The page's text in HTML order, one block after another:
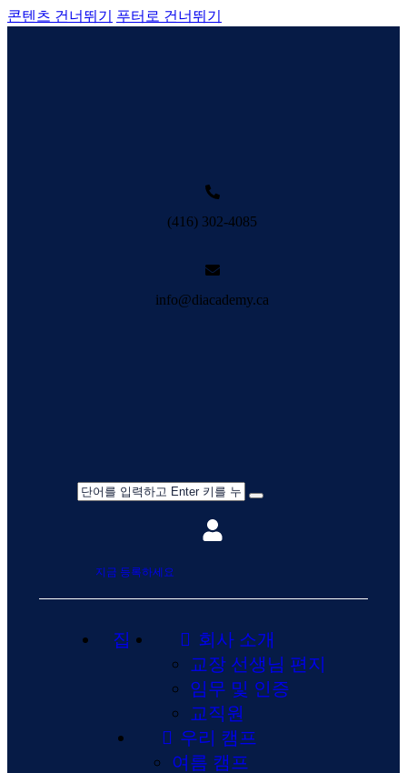
콘텐츠 건너뛰기 푸터로 건너뛰기
(416) 302-4085
info@diacademy.ca
지금 등록하세요
집
회사 소개
교장 선생님 편지
임무 및 인증
교직원
우리 캠프
여름 캠프